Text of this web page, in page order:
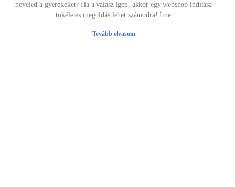
neveled a gyerekeket? Ha a válasz igen, akkor egy webshop indítása
tökéletes megoldás lehet számodra! Íme
Tovább olvasom